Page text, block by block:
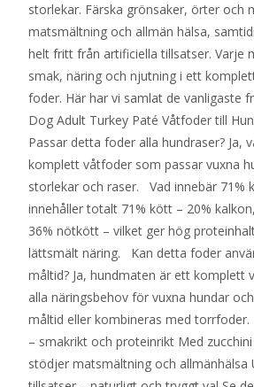
storlekar. Färska grönsaker, örter och
matsmältning och allmän hälsa,
helt fritt från artificiella tillsatser. Varje
smak, näring och njutning i ett
foder. Här har vi samlat de vanligaste
Dog Adult Turkey Paté Våtfoder till
Passar detta foder alla hundraser? Ja,
komplett våtfoder som passar vuxna
storlekar och raser. Vad innebär 71%
innehåller totalt 71% kött – 20%
36% nötkött – vilket ger hög
lättsmält näring. Kan detta foder
måltid? Ja, hundmaten är ett komplett
alla näringsbehov för vuxna hundar
måltid eller kombineras med
– smakrikt och proteinrikt Med
stödjer matsmältning och allmänhälsa